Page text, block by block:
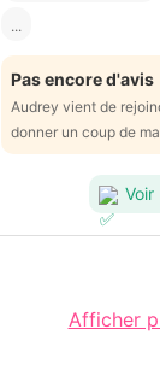
...
Pas encore d'avis
Audrey vient de
donner un coup de
Voir
Afficher